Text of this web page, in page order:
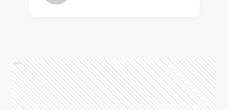
Ads